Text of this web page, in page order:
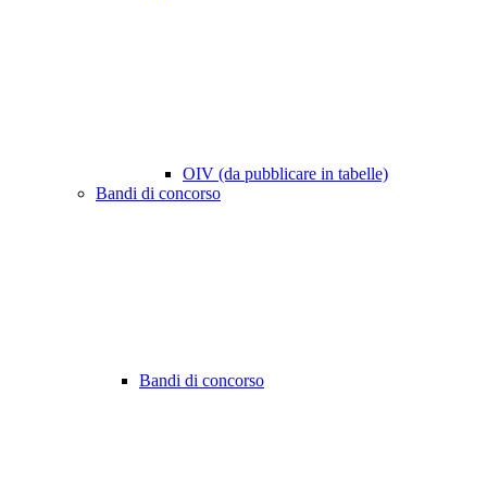
OIV (da pubblicare in tabelle)
Bandi di concorso
Bandi di concorso